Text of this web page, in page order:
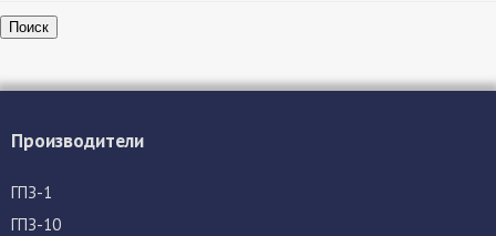
Поиск
Производители
ГПЗ-1
ГПЗ-10